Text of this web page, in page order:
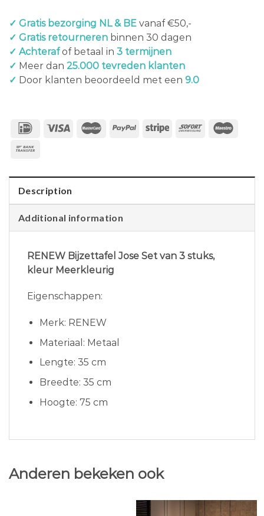
✓ Gratis bezorging NL & BE vanaf €50,-
✓ Gratis retourneren binnen 30 dagen
✓ Achterafof betaal in 3 termijnen
✓ Meer dan 25.000 tevreden klanten
✓ Door klanten beoordeeld met een 9.0
Description
Additional information
RENEW Bijzettafel Jose Set van 3 stuks,
kleur Meerkleurig
Eigenschappen:
Merk: RENEW
Materiaal: Metaal
Lengte: 35 cm
Breedte: 35 cm
Hoogte: 75 cm
Anderen bekeken ook